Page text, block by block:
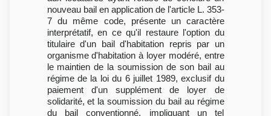
nouveau bail en application de l'article L. 353-
7 du même code, présente un caractère
interprétatif, en ce qu'il restaure l'option du
titulaire d'un bail d'habitation repris par un
organisme d'habitation à loyer modéré, entre
le maintien de la soumission de son bail au
régime de la loi du 6 juillet 1989, exclusif du
paiement d'un supplément de loyer de
solidarité, et la soumission du bail au régime
du bail conventionné, impliquant un tel